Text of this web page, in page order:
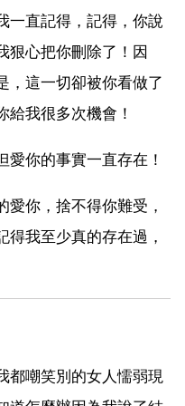
一直記得，記得，你說
狠心把你刪除了！因
，這一切卻被你看做了
給我很多次機會！
你的事實一直存在！
你，捨不得你難受，
得我至少真的存在過，
都嘲笑別的女人懦弱現